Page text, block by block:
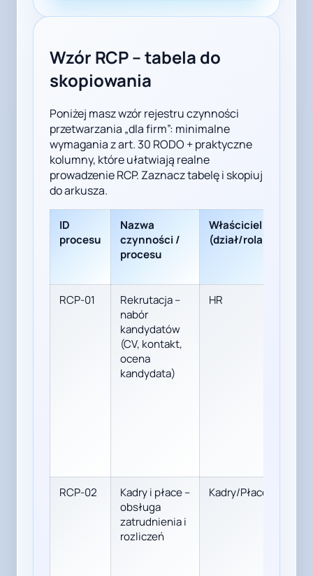
Wzór RCP – tabela do
skopiowania
Poniżej masz wzór rejestru czynności
przetwarzania „dla firm”: minimalne
wymagania z art. 30 RODO + praktyczne
kolumny, które ułatwiają realne
prowadzenie RCP. Zaznacz tabelę i skopiuj
do arkusza.
ID
procesu
Nazwa
czynności /
procesu
Właściciel procesu
(dział/rola)
RCP-01
Rekrutacja –
nabór
kandydatów
(CV, kontakt,
ocena
kandydata)
HR
RCP-02
Kadry i płace –
obsługa
zatrudnienia i
rozliczeń
Kadry/Płace